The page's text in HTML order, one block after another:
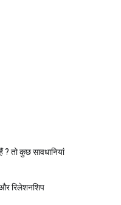
? तो कुछ सावधानियां
रिलेशनशिप